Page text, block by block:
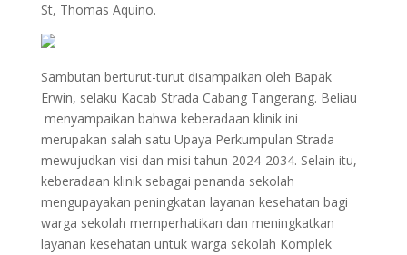
St, Thomas Aquino.
Sambutan berturut-turut disampaikan oleh Bapak
Erwin, selaku Kacab Strada Cabang Tangerang. Beliau
menyampaikan bahwa keberadaan klinik ini
merupakan salah satu Upaya Perkumpulan Strada
mewujudkan visi dan misi tahun 2024-2034. Selain itu,
keberadaan klinik sebagai penanda sekolah
mengupayakan peningkatan layanan kesehatan bagi
warga sekolah memperhatikan dan meningkatkan
layanan kesehatan untuk warga sekolah Komplek